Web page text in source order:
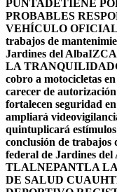
PUNTADETIENE
PROBABLES
VEHÍCULO OFICIAL
trabajos de
Jardines del Alba
LA TRANQUILIDAD
cobro a motocicletas
carecer de
fortalecen seguridad
ampliará
quintuplicará
conclusión de trabajos
federal de Jardines del
TLALNEPANTLA
DE SALUD